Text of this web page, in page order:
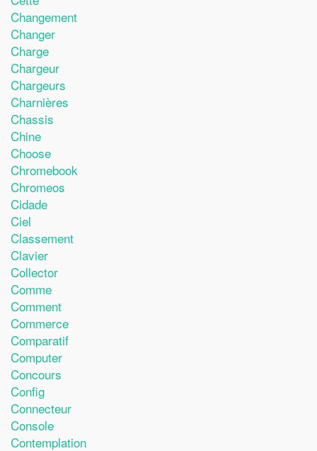
Changement
Changer
Charge
Chargeur
Chargeurs
Charnières
Chassis
Chine
Choose
Chromebook
Chromeos
Cidade
Ciel
Classement
Clavier
Collector
Comme
Comment
Commerce
Comparatif
Computer
Concours
Config
Connecteur
Console
Contemplation